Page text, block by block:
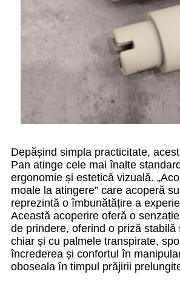
Depășind simpla practicitate,
Pan atinge cele mai înalte
ergonomie și estetică vizuală.
moale la atingere” care acoperă
reprezintă o îmbunătățire a
Această acoperire oferă o
de prindere, oferind o priză stabilă
chiar și cu palmele transpirate,
încrederea și confortul în
oboseala în timpul prăjirii